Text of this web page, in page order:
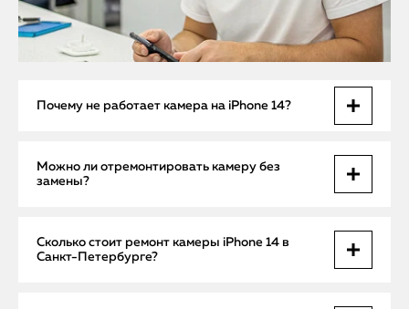
Почему не работает камера на iPhone 14?
Причины бывают разные: от повреждения модуля камеры
и сбоя шлейфа до ошибки ПО. Определить точный
Можно ли отремонтировать камеру без
замены?
нарушением контакта, ремонт возможен без замены
деталей. Но при повреждении самого модуля
Сколько стоит ремонт камеры iPhone 14 в
Санкт-Петербурге?